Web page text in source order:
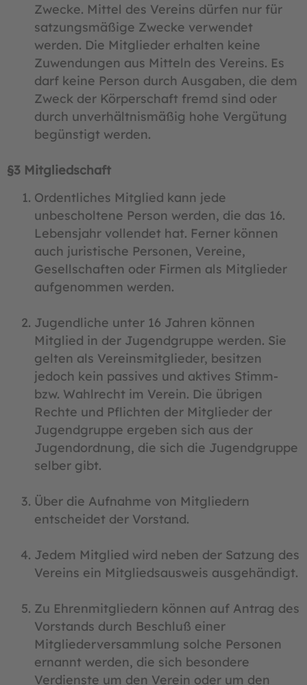
Zwecke. Mittel des Vereins dürfen nur für
satzungsmäßige Zwecke verwendet
werden. Die Mitglieder erhalten keine
Zuwendungen aus Mitteln des Vereins. Es
darf keine Person durch Ausgaben, die dem
Zweck der Körperschaft fremd sind oder
durch unverhältnismäßig hohe Vergütung
begünstigt werden.
§3 Mitgliedschaft
Ordentliches Mitglied kann jede
unbescholtene Person werden, die das 16.
Lebensjahr vollendet hat. Ferner können
auch juristische Personen, Vereine,
Gesellschaften oder Firmen als Mitglieder
aufgenommen werden.
Jugendliche unter 16 Jahren können
Mitglied in der Jugendgruppe werden. Sie
gelten als Vereinsmitglieder, besitzen
jedoch kein passives und aktives Stimm-
bzw. Wahlrecht im Verein. Die übrigen
Rechte und Pflichten der Mitglieder der
Jugendgruppe ergeben sich aus der
Jugendordnung, die sich die Jugendgruppe
selber gibt.
Über die Aufnahme von Mitgliedern
entscheidet der Vorstand.
Jedem Mitglied wird neben der Satzung des
Vereins ein Mitgliedsausweis ausgehändigt.
Zu Ehrenmitgliedern können auf Antrag des
Vorstands durch Beschluß einer
Mitgliederversammlung solche Personen
ernannt werden, die sich besondere
Verdienste um den Verein oder um den